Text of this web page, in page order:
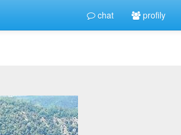
chat profily